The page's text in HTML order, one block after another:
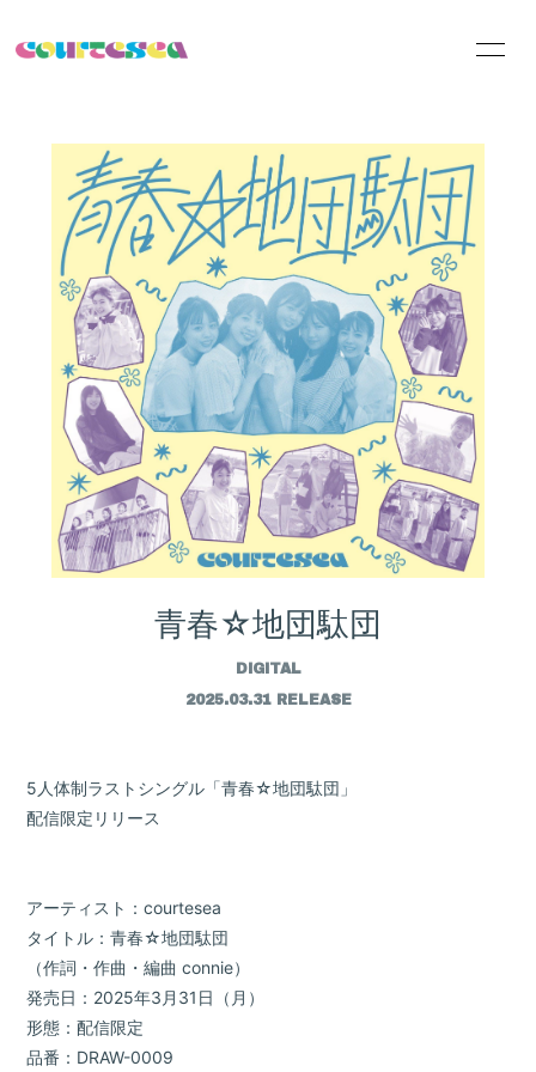
SCHEDULE PROFILE
VIDEO DISCOGRAPHY
Official Online
Shop
青春☆地団駄団
DIGITAL
2025.03.31 RELEASE
5人体制ラストシングル「青春☆地団駄団」
配信限定リリース
アーティスト：courtesea
タイトル：青春☆地団駄団
（作詞・作曲・編曲 connie）
発売日：2025年3月31日（月）
形態：配信限定
品番：DRAW-0009